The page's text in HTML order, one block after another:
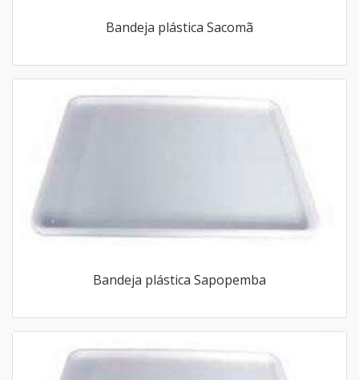
Bandeja plástica Sacomã
Bandeja plástica Sapopemba